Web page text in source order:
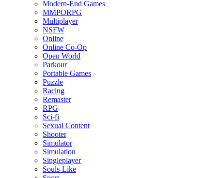
Modern-End Games
MMPORPG
Multiplayer
NSFW
Online
Online Co-Op
Open World
Parkour
Portable Games
Puzzle
Racing
Remaster
RPG
Sci-fi
Sexual Content
Shooter
Simulator
Simulation
Singleplayer
Souls-Like